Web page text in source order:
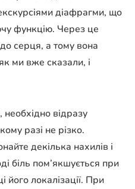
діафрагми, що
функцію. Через це
серця, а тому вона
ми вже сказали, і
відразу
разі не різко.
декілька нахилів і
біль пом’якшується при
його локалізації. При